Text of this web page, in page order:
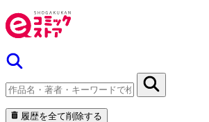
履歴を全て削除する